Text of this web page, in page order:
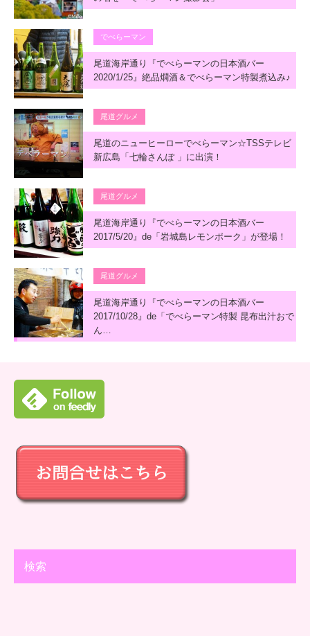
でべらーマン
尾道海岸通り『でべらーマンの日本酒バー
2020/1/25』絶品燗酒＆でべらーマン特製煮込み♪
尾道グルメ
尾道のニューヒーローでべらーマン☆TSSテレビ
新広島「七輪さんぽ 」に出演！
尾道グルメ
尾道海岸通り『でべらーマンの日本酒バー
2017/5/20』de「岩城島レモンポーク」が登場！
尾道グルメ
尾道海岸通り『でべらーマンの日本酒バー
2017/10/28』de「でべらーマン特製 昆布出汁おで
ん…
検索